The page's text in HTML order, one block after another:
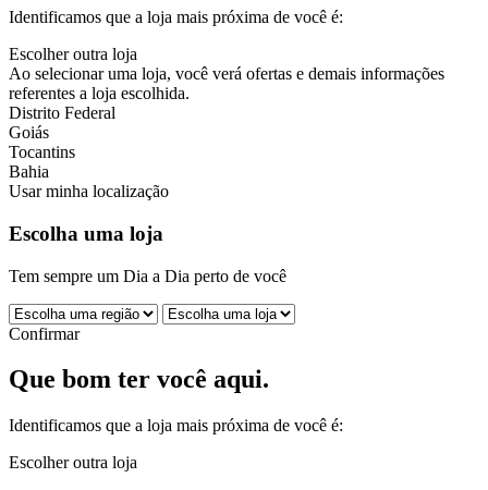
Identificamos que a loja mais próxima de você é:
Escolher outra loja
Ao selecionar uma loja, você verá ofertas e demais informações
referentes a loja escolhida.
Distrito Federal
Goiás
Tocantins
Bahia
Usar minha localização
Escolha uma loja
Tem sempre um Dia a Dia perto de você
Confirmar
Que bom ter você aqui.
Identificamos que a loja mais próxima de você é:
Escolher outra loja